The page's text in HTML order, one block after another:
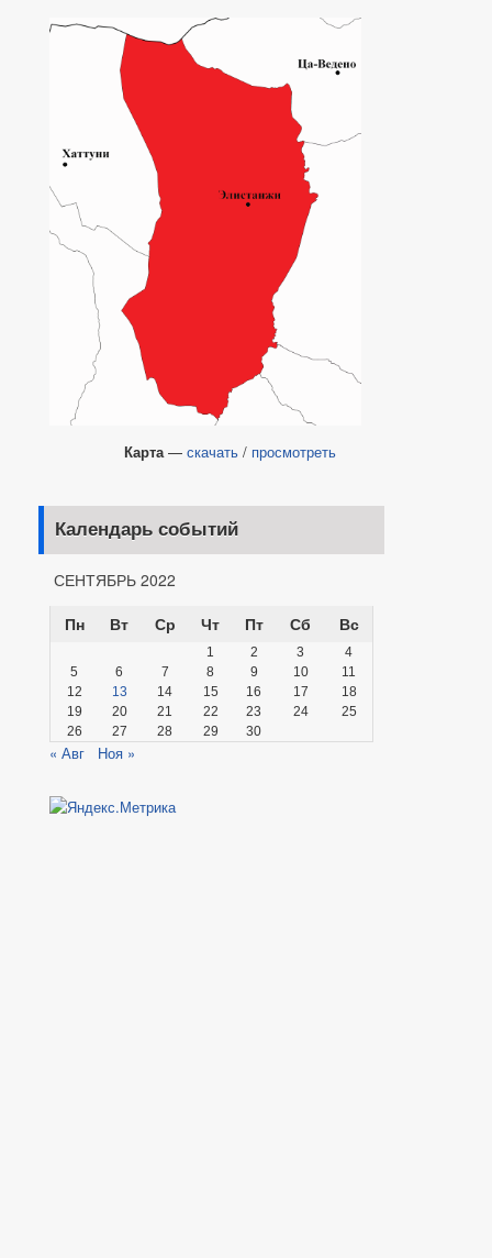
Карта— скачать / просмотреть
Календарь событий
СЕНТЯБРЬ 2022
Пн
Вт Ср Чт Пт Сб Вс
1 2 3
4
5
6 7 8 9 10
11
12
13 14 15 16 17
18
19
20 21 22 23 24
25
26
27 28 29 30
« Авг Ноя »